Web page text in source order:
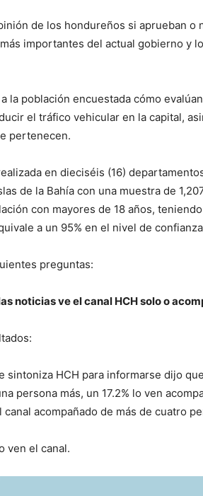
de los hondureños si aprueban o
importantes del actual gobierno y
la población encuestada cómo
el tráfico vehicular en la capital,
pertenecen.
en dieciséis (16)
de la Bahía con una muestra de
con mayores de 18 años,
a un 95% en el nivel de
preguntas:
noticias ve el canal HCH solo o
sintoniza HCH para informarse dijo
persona más, un 17.2% lo ven
canal acompañado de más de cuatro
ven el canal.